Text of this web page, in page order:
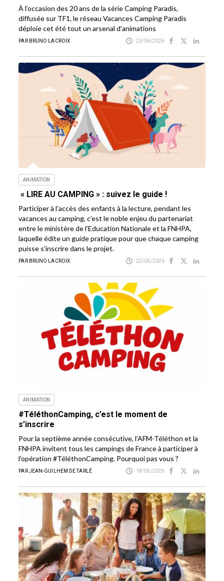
À l’occasion des 20 ans de la série Camping Paradis,
diffusée sur TF1, le réseau Vacances Camping Paradis
déploie cet été tout un arsenal d’animations
PAR BRUNO LACROIX 23/06/2026
ANIMATION
« LIRE AU CAMPING » : suivez le guide !
Participer à l’accès des enfants à la lecture, pendant les
vacances au camping, c’est le noble enjeu du partenariat
entre le ministère de l’Education Nationale et la FNHPA,
laquelle édite un guide pratique pour que chaque camping
puisse s’inscrire dans le projet.
PAR BRUNO LACROIX 22/06/2026
ANIMATION
#TéléthonCamping, c’est le moment de
s’inscrire
Pour la septième année consécutive, l’AFM-Téléthon et la
FNHPA invitent tous les campings de France à participer à
l’opération #TéléthonCamping. Pourquoi pas vous ?
PAR JEAN-GUILHEM DE TARLÉ 18/05/2026